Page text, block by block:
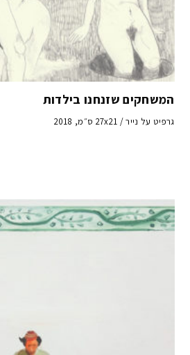
המשחקים שזנחנו בילדות
גרפיט על נייר / 27x21 ס״מ, 2018